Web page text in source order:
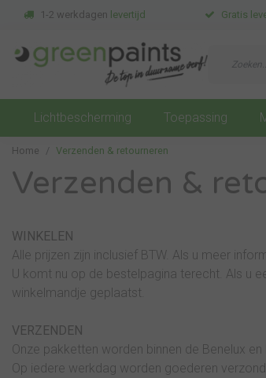
1-2 werkdagen levertijd Gratis
Lichtbescherming Toepassing
Home Verzenden & retourneren
Verzenden &
WINKELEN
Alle prijzen zijn inclusief BTW. Als u meer
U komt nu op de bestelpagina terecht. Als u
winkelmandje geplaatst.
VERZENDEN
Onze pakketten worden binnen de Benelux
Op iedere werkdag worden goederen